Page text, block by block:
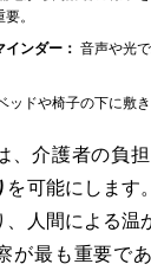
。
ンダー： 音声や光
ッドや椅子の下に敷
、介護者の負
を可能にします
人間による温
が最も重要で